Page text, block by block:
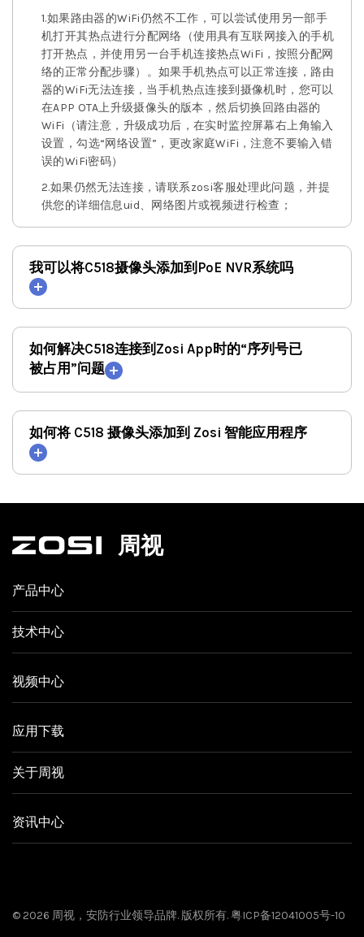
1.如果路由器的WiFi仍然不工作，可以尝试使用另一部手
机打开其热点进行分配网络（使用具有互联网接入的手机
打开热点，并使用另一台手机连接热点WiFi，按照分配网
络的正常分配步骤）。如果手机热点可以正常连接，路由
器的WiFi无法连接，当手机热点连接到摄像机时，您可以
在APP OTA上升级摄像头的版本，然后切换回路由器的
WiFi（请注意，升级成功后，在实时监控屏幕右上角输入
设置，勾选“网络设置”，更改家庭WiFi，注意不要输入错
误的WiFi密码）
2.如果仍然无法连接，请联系zosi客服处理此问题，并提
供您的详细信息uid、网络图片或视频进行检查；
我可以将C518摄像头添加到PoE NVR系统吗
如何解决C518连接到Zosi App时的“序列号已
被占用”问题
如何将 C518 摄像头添加到 Zosi 智能应用程序
周视
产品中心
技术中心
视频中心
应用下载
关于周视
资讯中心
© 2026 周视 ，安防行业领导品牌. 版权所有.粤ICP备12041005号-10